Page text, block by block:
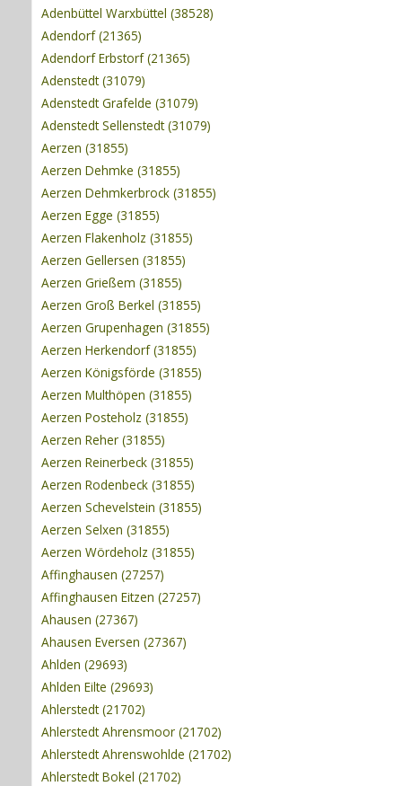
Adenbüttel Warxbüttel (38528)
Adendorf (21365)
Adendorf Erbstorf (21365)
Adenstedt (31079)
Adenstedt Grafelde (31079)
Adenstedt Sellenstedt (31079)
Aerzen (31855)
Aerzen Dehmke (31855)
Aerzen Dehmkerbrock (31855)
Aerzen Egge (31855)
Aerzen Flakenholz (31855)
Aerzen Gellersen (31855)
Aerzen Grießem (31855)
Aerzen Groß Berkel (31855)
Aerzen Grupenhagen (31855)
Aerzen Herkendorf (31855)
Aerzen Königsförde (31855)
Aerzen Multhöpen (31855)
Aerzen Posteholz (31855)
Aerzen Reher (31855)
Aerzen Reinerbeck (31855)
Aerzen Rodenbeck (31855)
Aerzen Schevelstein (31855)
Aerzen Selxen (31855)
Aerzen Wördeholz (31855)
Affinghausen (27257)
Affinghausen Eitzen (27257)
Ahausen (27367)
Ahausen Eversen (27367)
Ahlden (29693)
Ahlden Eilte (29693)
Ahlerstedt (21702)
Ahlerstedt Ahrensmoor (21702)
Ahlerstedt Ahrenswohlde (21702)
Ahlerstedt Bokel (21702)